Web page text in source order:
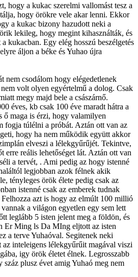
hogy a kukac szerelmi vallomást tesz a
hogy örökre vele akar lenni. Ekkor
a kukac bizony hazudott neki a
lekileg, hogy megint kihasználták, és
kukacban. Egy elég hosszú beszélgetés
áljon a béke és Yuhao újra
nem csodálom hogy elégedetlenek
volt olyen egyértelmű a dolog. Csak
megy majd bele a császárnő.
éves, kb csak 100 éve maradt hátra a
ő maga is érzi, hogy valamilyen
fogja túlélni a próbát. Aztán ott van az
hogy ha nem működik együtt akkor
elveszi a lélekgyűrűjét. Tekintve,
erre reális lehetőséget lát. Aztán ott van
a tervét, . Ami pedig az hogy istenné
legjobban azok félnek akik
tényleges örök élete pedig csak az
istenné csak az emberek tudnak
azt is hogy az elmúlt 100 millió
a világon egyetlen egy sem lett
leglább 5 isten jelent meg a földön, és
Er Ming ls Da MIng eljtott az isten
a terve Yuhaóval. Segitenek neki
inteleigens lélekgyűrűit magával viszi
igy örök életet élnek. Legrosszabb
száz plusz évet amig Yuhaó meg nem